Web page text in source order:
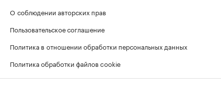
О соблюдении авторских прав
Пользовательское соглашение
Политика в отношении обработки персональных данных
Политика обработки файлов cookie